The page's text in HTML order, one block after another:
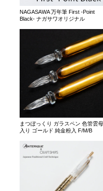
NAGASAWA 万年筆 First -Point
Black- ナガサワオリジナル
まつぼっくり ガラスペン 色管雲母
入り ゴールド 純金粉入 F/M/B